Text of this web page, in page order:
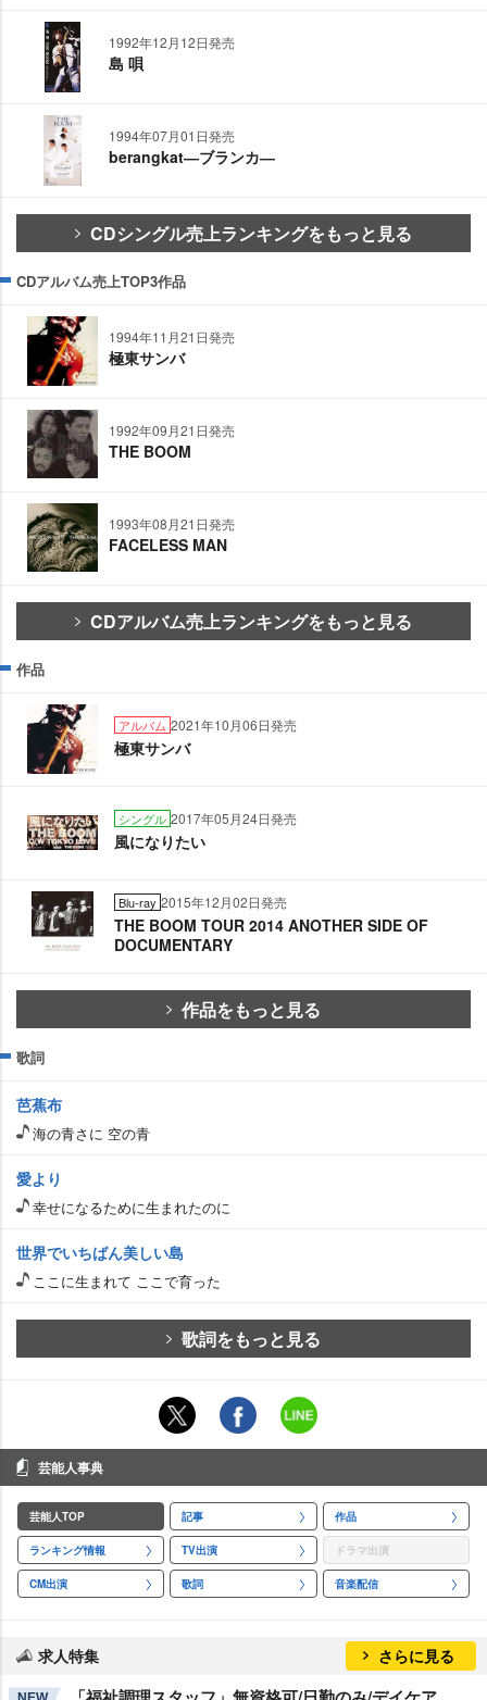
1992年12月12日発売
島 唄
1994年07月01日発売
berangkat―ブランカ―
CDシングル売上ランキングをもっと見る
CDアルバム売上TOP3作品
1994年11月21日発売
極東サンバ
1992年09月21日発売
THE BOOM
1993年08月21日発売
FACELESS MAN
CDアルバム売上ランキングをもっと見る
作品
アルバム 2021年10月06日発売
極東サンバ
シングル 2017年05月24日発売
風になりたい
Blu-ray 2015年12月02日発売
THE BOOM TOUR 2014 ANOTHER SIDE OF
DOCUMENTARY
作品をもっと見る
歌詞
芭蕉布
海の青さに 空の青
愛より
幸せになるために生まれたのに
世界でいちばん美しい島
ここに生まれて ここで育った
歌詞をもっと見る
芸能人事典
芸能人TOP 記事 作品
ランキング情報 TV出演 ドラマ出演
CM出演 歌詞 音楽配信
求人特集 さらに見る